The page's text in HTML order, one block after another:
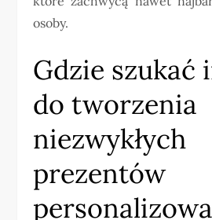
osoby.
Gdzie szukać
do tworzenia
niezwykłych
prezentów